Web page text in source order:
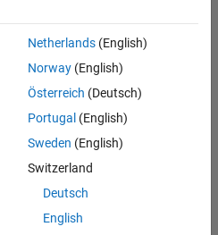
Netherlands(English)
Norway(English)
Österreich (Deutsch)
Portugal (English)
Sweden (English)
Switzerland
Deutsch
English